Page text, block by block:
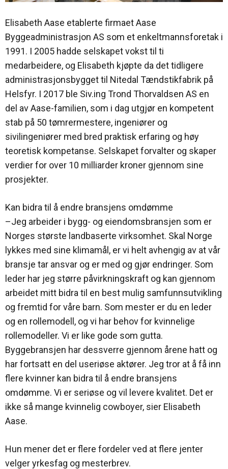
Elisabeth Aase etablerte firmaet Aase
Byggeadministrasjon AS som et enkeltmannsforetak i
1991. I 2005 hadde selskapet vokst til ti
medarbeidere, og Elisabeth kjøpte da det tidligere
administrasjonsbygget til Nitedal Tændstikfabrik på
Helsfyr. I 2017 ble Siv.ing Trond Thorvaldsen AS en
del av Aase-familien, som i dag utgjør en kompetent
stab på 50 tømrermestere, ingeniører og
sivilingeniører med bred praktisk erfaring og høy
teoretisk kompetanse. Selskapet forvalter og skaper
verdier for over 10 milliarder kroner gjennom sine
prosjekter.
Kan bidra til å endre bransjens omdømme
–Jeg arbeider i bygg- og eiendomsbransjen som er
Norges største landbaserte virksomhet. Skal Norge
lykkes med sine klimamål, er vi helt avhengig av at vår
bransje tar ansvar og er med og gjør endringer. Som
leder har jeg større påvirkningskraft og kan gjennom
arbeidet mitt bidra til en best mulig samfunnsutvikling
og fremtid for våre barn. Som mester er du en leder
og en rollemodell, og vi har behov for kvinnelige
rollemodeller. Vi er like gode som gutta.
Byggebransjen har dessverre gjennom årene hatt og
har fortsatt en del useriøse aktører. Jeg tror at å få inn
flere kvinner kan bidra til å endre bransjens
omdømme. Vi er seriøse og vil levere kvalitet. Det er
ikke så mange kvinnelig cowboyer, sier Elisabeth
Aase.
Hun mener det er flere fordeler ved at flere jenter
velger yrkesfag og mesterbrev.